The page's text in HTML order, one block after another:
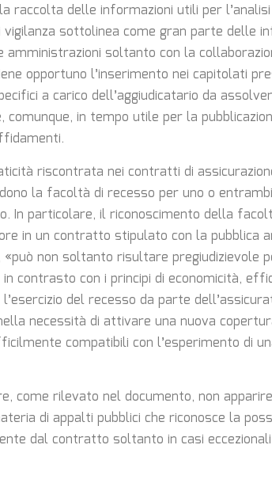
raccolta delle informazioni utili per
vigilanza sottolinea come gran parte delle
amministrazioni soltanto con la
opportuno l’inserimento nei capitolati
a carico dell’aggiudicatario da
comunque, in tempo utile per la
riscontrata nei contratti di
la facoltà di recesso per uno o
In particolare, il riconoscimento della
in un contratto stipulato con la pubblica
non soltanto risultare pregiudizievole
contrasto con i principi di economicità,
l’esercizio del recesso da parte
necessità di attivare una nuova
compatibili con l’esperimento di
come rilevato nel documento, non
di appalti pubblici che riconosce la
dal contratto soltanto in casi eccezionali